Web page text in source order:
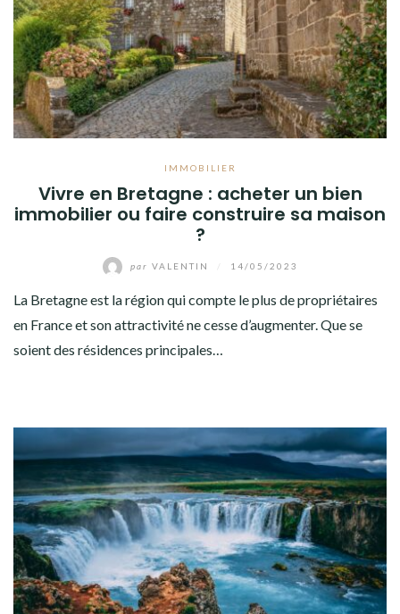
IMMOBILIER
Vivre en Bretagne : acheter un bien
immobilier ou faire construire sa maison
?
par VALENTIN 14/05/2023
La Bretagne est la région qui compte le plus de propriétaires
en France et son attractivité ne cesse d’augmenter. Que se
soient des résidences principales…